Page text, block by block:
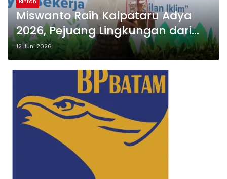
Miswanto Raih Kalpataru Adya
2026, Pejuang Lingkungan dari
Bintan yang Menginspirasi
Indonesia
12 Juni 2026